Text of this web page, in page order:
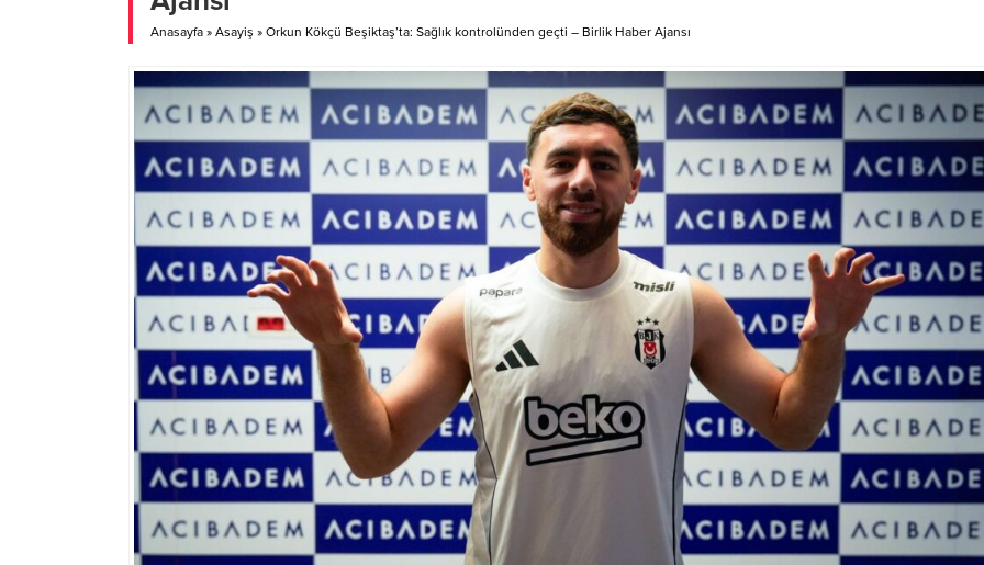
Anasayfa » Asayiş » Orkun Kökçü Beşiktaş’ta: Sağlık kontrolünden geçti – Birlik Haber Ajansı